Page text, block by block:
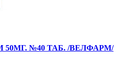
№40 ТАБ. /ВЕЛФАРМ/